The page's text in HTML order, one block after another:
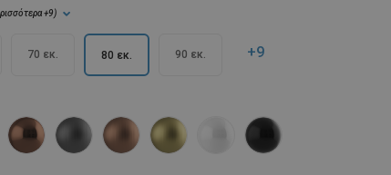
+9)
70 εκ. 80 εκ. 90 εκ. +9